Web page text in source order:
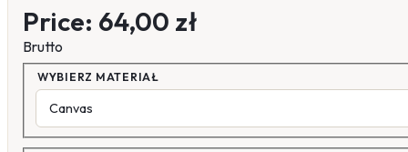
Price: 64,00 zł
Brutto
WYBIERZ MATERIAŁ